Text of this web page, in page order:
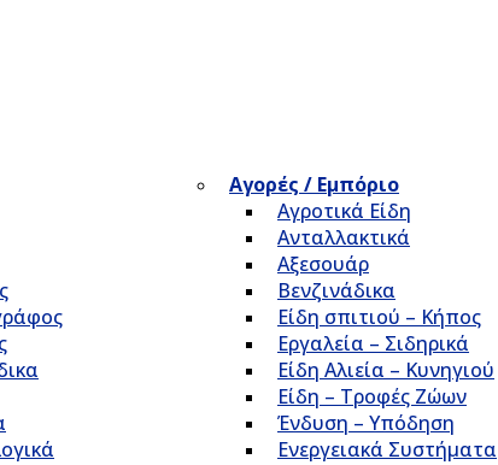
Αγορές / Εμπόριο
Αγροτικά Είδη
Ανταλλακτικά
Αξεσουάρ
Βενζινάδικα
Είδη σπιτιού – Κήπος
Εργαλεία – Σιδηρικά
Είδη Αλιεία – Κυνηγιού
Είδη – Τροφές Ζώων
Ένδυση – Υπόδηση
Ενεργειακά Συστήματα